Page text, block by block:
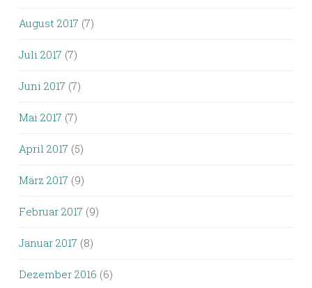
August 2017 (7)
Juli 2017 (7)
Juni 2017 (7)
Mai 2017 (7)
April 2017 (5)
März 2017 (9)
Februar 2017 (9)
Januar 2017 (8)
Dezember 2016 (6)